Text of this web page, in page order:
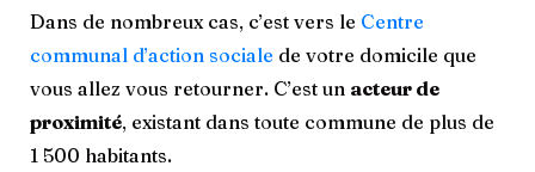
Dans de nombreux cas, c’est vers le Centre
communal d’action sociale de votre domicile que
vous allez vous retourner. C’est un acteur de
proximité, existant dans toute commune de plus de
1 500 habitants.